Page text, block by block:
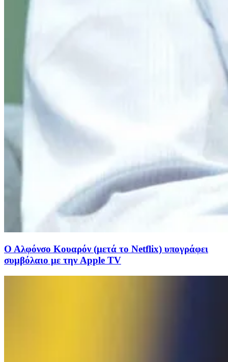
Ο Αλφόνσο Κουαρόν (μετά το Netflix) υπογράφει
συμβόλαιο με την Apple TV